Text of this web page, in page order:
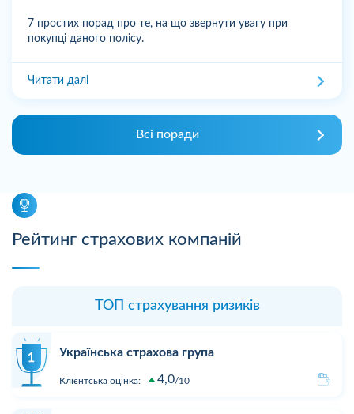
7 простих порад про те, на що звернути увагу при
покупці даного полісу.
Читати далі
Всі поради
Рейтинг страхових компаній
ТОП страхування ризиків
Українська страхова група
Клієнтська оцінка: 4,0 10